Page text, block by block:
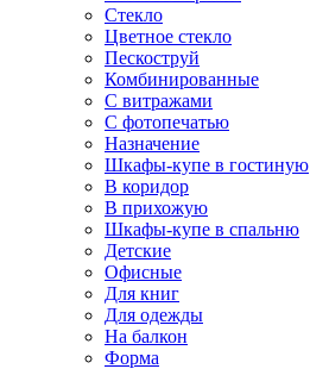
Стекло
Цветное стекло
Пескоструй
Комбинированные
С витражами
С фотопечатью
Назначение
Шкафы-купе в гостиную
В коридор
В прихожую
Шкафы-купе в спальню
Детские
Офисные
Для книг
Для одежды
На балкон
Форма